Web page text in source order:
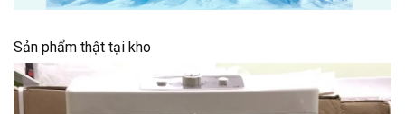
Sản phẩm thật tại kho